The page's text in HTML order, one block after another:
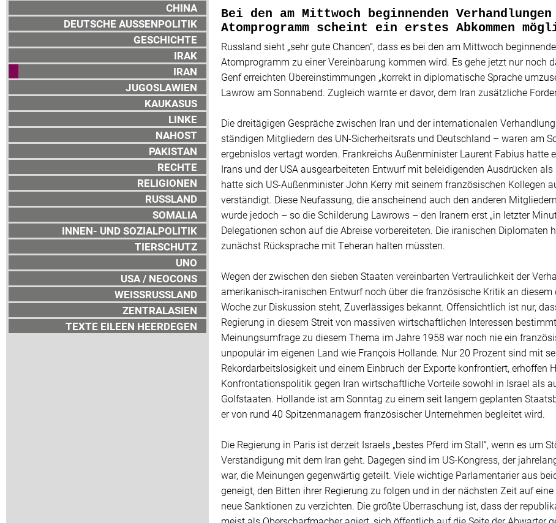
CHINA
DEUTSCHE AUSSENPOLITIK
GESCHICHTE
IRAK
IRAN
JUGOSLAWIEN
KAUKASUS
LINKE
NAHOST
PAKISTAN
RECHTE
RELIGIONEN
RUSSLAND
SOMALIA
INNEN- UND SOZIALPOLITIK
TIERSCHUTZ
UNO
USA / NEOCONS
WEISSRUSSLAND
ZENTRALASIEN
TEXTE EILEEN HEERDEGEN
Bei den am Mittwoch beginnenden
Atomprogramm scheint ein erstes Abkommen
Russland sieht „sehr gute Chancen“, dass es bei den am Mittwoch
Atomprogramm zu einer Vereinbarung kommen wird. Es gehe jetzt nur noch
Genf erreichten Übereinstimmungen „korrekt in diplomatische Sprache
Lawrow am Sonnabend. Zugleich warnte er davor, dem Iran zusätzliche
Die dreitägigen Gespräche zwischen Iran und der internationalen
ständigen Mitgliedern des UN-Sicherheitsrats und Deutschland – waren am
ergebnislos vertagt worden. Frankreichs Außenminister Laurent Fabius hatte
Irans und der USA ausgearbeiteten Entwurf mit beleidigenden Ausdrücken
hatte sich US-Außenminister John Kerry mit seinem französischen Kollegen
verständigt. Diese Neufassung, die anscheinend auch den anderen
wurde jedoch – so die Schilderung Lawrows – den Iranern erst „in letzter
Delegationen schon auf die Abreise vorbereiteten. Die iranischen Diplomaten
zunächst Rücksprache mit Teheran halten müssten.
Wegen der zwischen den sieben Staaten vereinbarten Vertraulichkeit der
amerikanisch-iranischen Entwurf noch über die französische Kritik an diesem
Woche zur Diskussion steht, Zuverlässiges bekannt. Offensichtlich ist nur,
Regierung in diesem Streit von massiven wirtschaftlichen Interessen
Meinungsumfrage zu diesem Thema im Jahre 1958 war noch nie ein
unpopulär im eigenen Land wie François Hollande. Nur 20 Prozent sind mit
Rekordarbeitslosigkeit und einem Einbruch der Exporte konfrontiert, erhoffen
Konfrontationspolitik gegen Iran wirtschaftliche Vorteile sowohl in Israel als
Golfstaaten. Hollande ist am Sonntag zu einem seit langem geplanten
er von rund 40 Spitzenmanagern französischer Unternehmen begleitet wird.
Die Regierung in Paris ist derzeit Israels „bestes Pferd im Stall“, wenn es um
Verständigung mit dem Iran geht. Dagegen sind im US-Kongress, der
war, die Meinungen gegenwärtig geteilt. Viele wichtige Parlamentarier aus
geneigt, den Bitten ihrer Regierung zu folgen und in der nächsten Zeit auf
neue Sanktionen zu verzichten. Die größte Überraschung ist, dass der